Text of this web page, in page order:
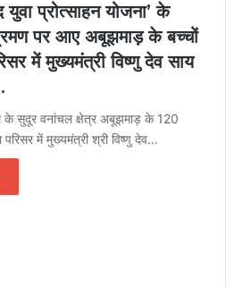
युवा प्रोत्साहन योजना’ के
पर आए अबूझमाड़ के बच्चों
में मुख्यमंत्री विष्णु देव साय
के सुदूर वनांचल क्षेत्र अबूझमाड़ के 120
में मुख्यमंत्री श्री विष्णु देव…